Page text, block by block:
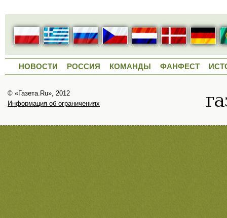
НОВОСТИ РОССИЯ КОМАНДЫ ФАНФЕСТ
© «Газета.Ru», 2012
Информация об ограничениях